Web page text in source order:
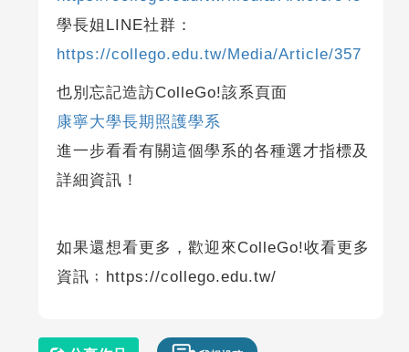
學長姐LINE社群：
https://collego.edu.tw/Media/Article/357
也別忘記造訪ColleGo!該系頁面
康寧大學長期照護學系
進一步看看有關這個學系的各種選才指標及
詳細資訊！
如果還想看更多，歡迎來ColleGo!收看更多
資訊﹔https://collego.edu.tw/